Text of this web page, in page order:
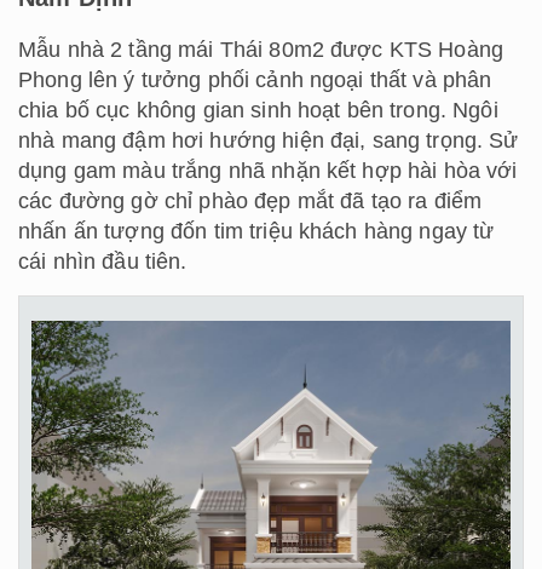
Mẫu nhà 2 tầng mái Thái 80m2 được KTS Hoàng
Phong lên ý tưởng phối cảnh ngoại thất và phân
chia bố cục không gian sinh hoạt bên trong. Ngôi
nhà mang đậm hơi hướng hiện đại, sang trọng. Sử
dụng gam màu trắng nhã nhặn kết hợp hài hòa với
các đường gờ chỉ phào đẹp mắt đã tạo ra điểm
nhấn ấn tượng đốn tim triệu khách hàng ngay từ
cái nhìn đầu tiên.